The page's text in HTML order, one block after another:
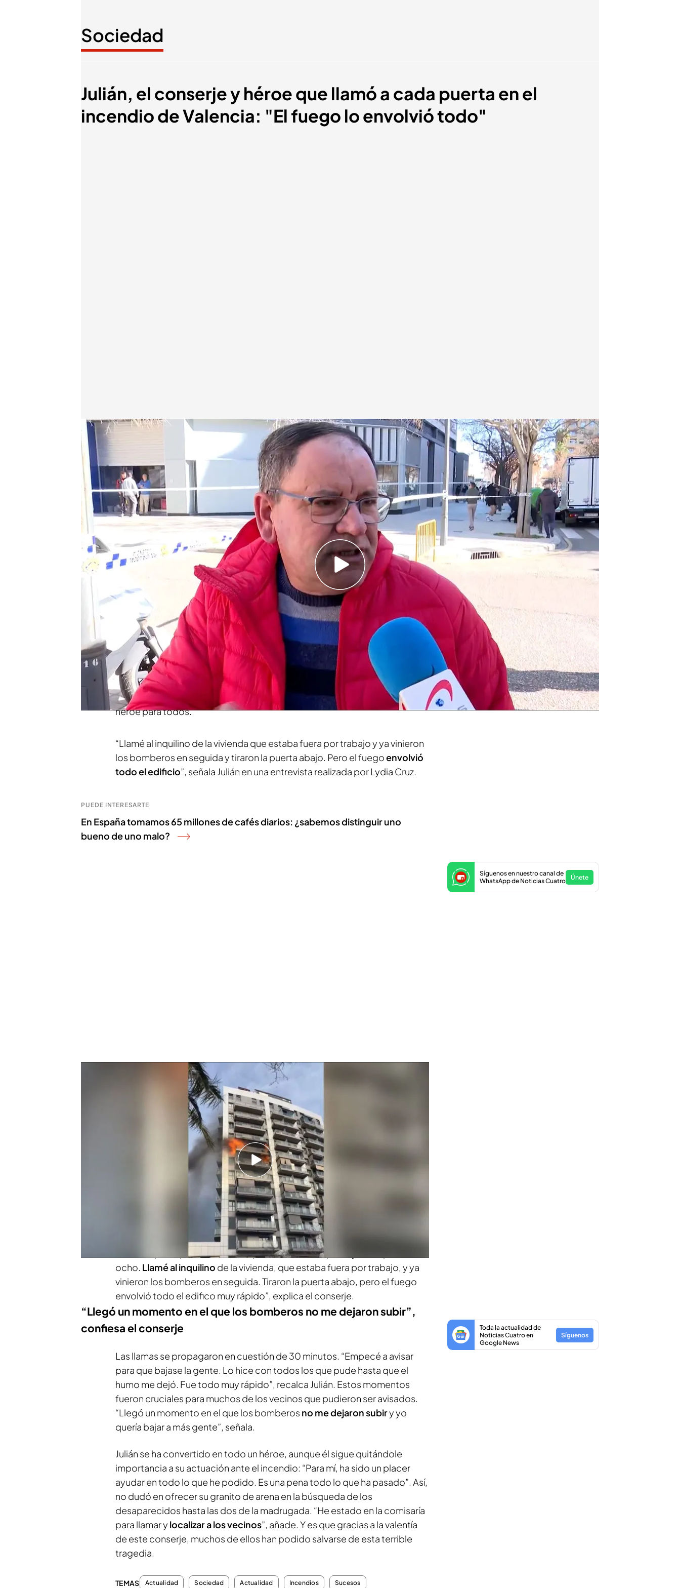
Sociedad
Julián, el conserje y héroe que llamó a cada puerta en el
incendio de Valencia: "El fuego lo envolvió todo"
Julián llamó a cada puerta de los vecinos en el incendio de Valencia
El conserje Julián no dudo en avisar puerta por puerta a los vecinos tras
ver el humo en la planta siete
Julián estuvo ayudando hasta que los bomberos no le dejaron subir
por el riesgo del incendio
El incendio ha dejado hasta ahora cuatro muertos y 14 desaparecidos
Compartir
Los afectados por el incendio,
en el edificio situado en la zona de
Campanar de València,siguen sin dar crédito a lo ocurrido. “Van a
aparecer más muertos. Es imposible que solo sean cuatro. Tenemos que
agradecer la labor de Julián”, dice una de las vecinas.
Juliánes elconserje
del bloque
que ardió en menos de una hora. Pero, a partir de ahora, es un
héroe para todos.
“Llamé al inquilino de la vivienda que estaba fuera por trabajo y ya vinieron
los bomberos en seguida y tiraron la puerta abajo. Pero el fuegoenvolvió
todo el edificio”, señala Julián en una entrevista realizada por Lydia Cruz.
PUEDE INTERESARTE
En España tomamos 65 millones de cafés diarios: ¿sabemos distinguir uno
bueno de uno malo?
Cronología del brutal incendio de Valencia: los dos bloques fueron devorados por las llamas en menos de una hora
“El fuego envolvió todo el edificio muy rápido”, dice Julián
El incendió que arrasó ayer con el edificio situado en la zona de Campanar
de Valencia ha dejadocinco muertos,14 desaparecidos
cuyas vidas no corren peligro. En parte, gracias a la ayuda de Julián. Él no
dudó en avisar a los vecinos, puerta por puerta, para salvar sus vidas.
Dani Alves, condenado a cuatro años y medio de cárcel: las reacciones a la
“Vi humo por la planta siete, aunque el incendio se produjo en la planta
ocho. Llamé al inquilino de la vivienda, que estaba fuera por trabajo, y ya
vinieron los bomberos en seguida. Tiraron la puerta abajo, pero el fuego
envolvió todo el edifico muy rápido”, explica el conserje.
Síguenos en nuestro canal de
WhatsApp de Noticias Cuatro
Únete
“Llegó un momento en el que los bomberos no me dejaron subir”,
confiesa el conserje
Las llamas se propagaron en cuestión de 30 minutos. “Empecé a avisar
para que bajase la gente. Lo hice con todos los que pude hasta que el
humo me dejó. Fue todo muy rápido”, recalca Julián. Estos momentos
fueron cruciales para muchos de los vecinos que pudieron ser avisados.
“Llegó un momento en el que los bomberos no me dejaron subiry yo
quería bajar a más gente”, señala.
Toda la actualidad de
Noticias Cuatro en
Google News
Síguenos
Julián se ha convertido en todo un héroe, aunque él sigue quitándole
importancia a su actuación ante el incendio: “Para mí, ha sido un placer
ayudar en todo lo que he podido. Es una pena todo lo que ha pasado”. Así,
no dudó en ofrecer su granito de arena en la búsqueda de los
desaparecidos hasta las dos de la madrugada. “He estado en la comisaría
para llamar y localizar a los vecinos”, añade. Y es que gracias a la valentía
de este conserje, muchos de ellos han podido salvarse de esta terrible
tragedia.
TEMAS Actualidad Sociedad Actualidad Incendios Sucesos